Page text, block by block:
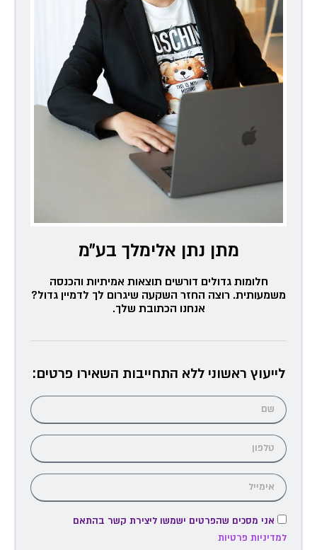
מתן נתן אלימלך בע״מ
חלומות גדולים דורשים תוצאות אמיתיות והכנסה
משמעותית. רוצה החזר השקעה שיגרום לך לדמיין גדול?
אנחנו הכתובת שלך.
לייעוץ ראשוני ללא התחייבות השאירו פרטים:
אני מסכים שהפרטים ישמשו ליצירת קשר בהתאם
למדיניות פרטיות